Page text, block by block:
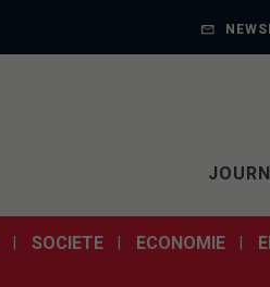
SOCIETE ECONOMIE